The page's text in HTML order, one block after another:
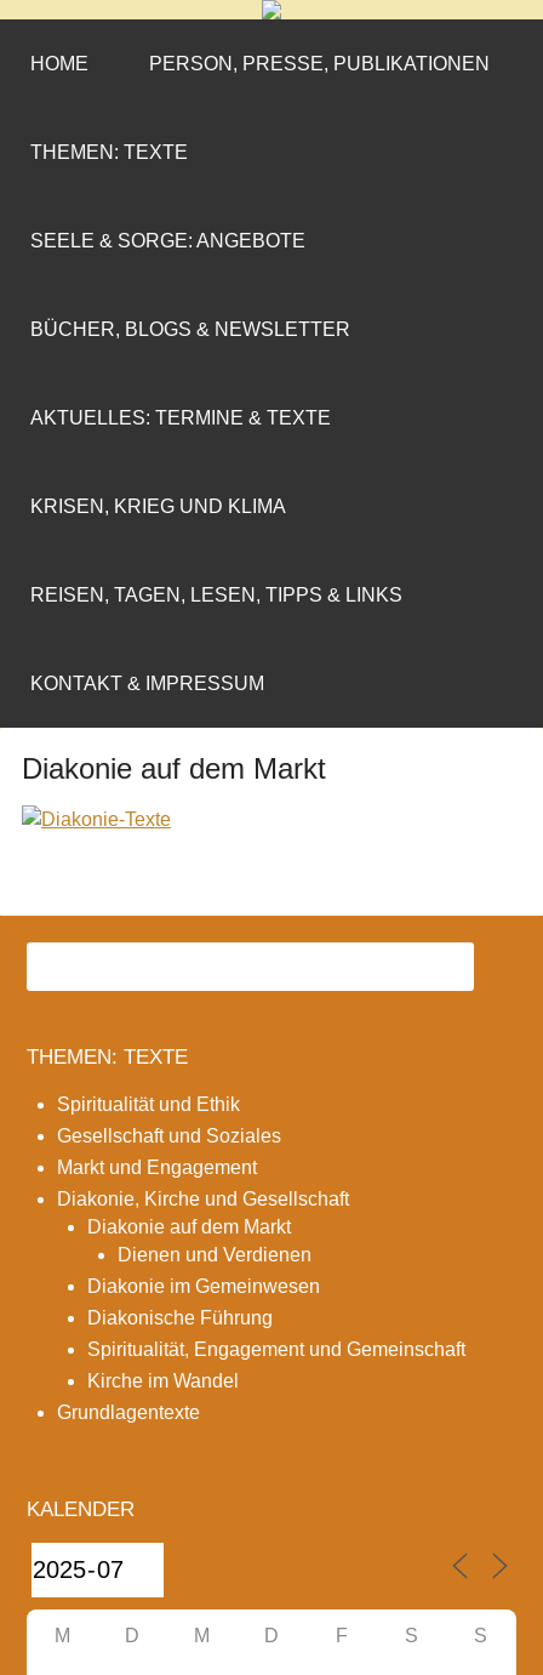
CORNELIA COENEN-
MARX
»ENGAGEMENT MIT PROFIL«
HOME PERSON, PRESSE, PUBLIKATIONEN
THEMEN: TEXTE
SEELE & SORGE: ANGEBOTE
BÜCHER, BLOGS & NEWSLETTER
AKTUELLES: TERMINE & TEXTE
KRISEN, KRIEG UND KLIMA
REISEN, TAGEN, LESEN, TIPPS & LINKS
KONTAKT & IMPRESSUM
Diakonie auf dem Markt
THEMEN: TEXTE
Spiritualität und Ethik
Gesellschaft und Soziales
Markt und Engagement
Diakonie, Kirche und Gesellschaft
Diakonie auf dem Markt
Dienen und Verdienen
Diakonie im Gemeinwesen
Diakonische Führung
Spiritualität, Engagement und Gemeinschaft
Kirche im Wandel
Grundlagentexte
KALENDER
M D M D F S S